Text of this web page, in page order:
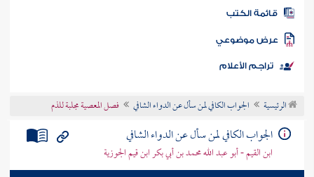
المكتبة
الكتب
موضوعي
تراجم الأعلام
الرئيسية الجواب الكافي لمن سأل عن الدواء الشافي فصل المعصية مجلبة للذم
الجواب الكافي لمن سأل عن الدواء الشافي
ابن القيم - أبو عبد الله محمد بن أبي بكر ابن قيم الجوزية